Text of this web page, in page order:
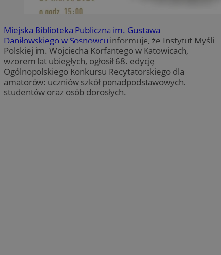
Miejska Biblioteka Publiczna im. Gustawa
Daniłowskiego w Sosnowcu informuje, że Instytut Myśli
Polskiej im. Wojciecha Korfantego w Katowicach,
wzorem lat ubiegłych, ogłosił 68. edycję
Ogólnopolskiego Konkursu Recytatorskiego dla
amatorów: uczniów szkół ponadpodstawowych,
studentów oraz osób dorosłych.